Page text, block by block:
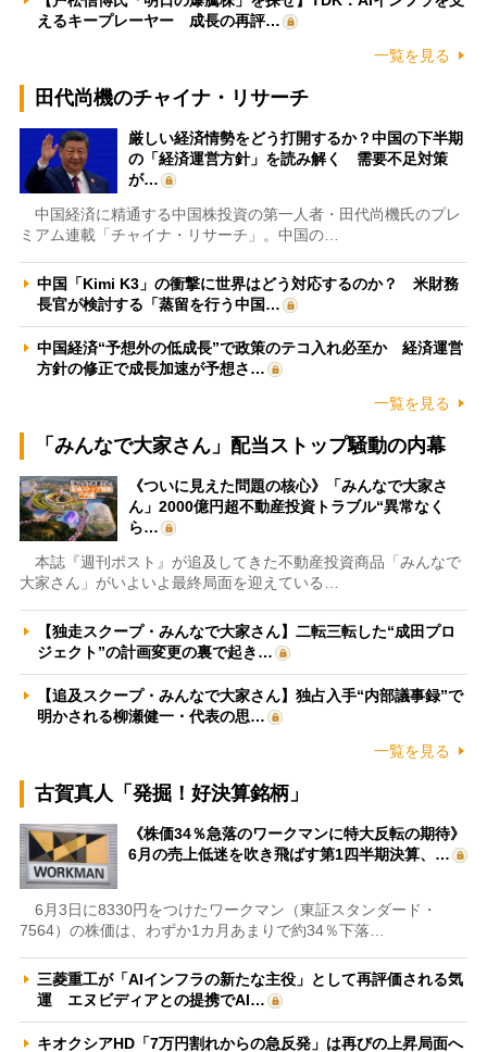
えるキープレーヤー 成長の再評…
一覧を見る
田代尚機のチャイナ・リサーチ
厳しい経済情勢をどう打開するか？中国の下半期
の「経済運営方針」を読み解く 需要不足対策
が…
中国経済に精通する中国株投資の第一人者・田代尚機氏のプレ
ミアム連載「チャイナ・リサーチ」。中国の…
中国「Kimi K3」の衝撃に世界はどう対応するのか？ 米財務
長官が検討する「蒸留を行う中国…
中国経済“予想外の低成長”で政策のテコ入れ必至か 経済運営
方針の修正で成長加速が予想さ…
一覧を見る
「みんなで大家さん」配当ストップ騒動の内幕
《ついに見えた問題の核心》「みんなで大家さ
ん」2000億円超不動産投資トラブル“異常なく
ら…
本誌『週刊ポスト』が追及してきた不動産投資商品「みんなで
大家さん」がいよいよ最終局面を迎えている…
【独走スクープ・みんなで大家さん】二転三転した“成田プロ
ジェクト”の計画変更の裏で起き…
【追及スクープ・みんなで大家さん】独占入手“内部議事録”で
明かされる柳瀬健一・代表の思…
一覧を見る
古賀真人「発掘！好決算銘柄」
《株価34％急落のワークマンに特大反転の期待》
6月の売上低迷を吹き飛ばす第1四半期決算、…
6月3日に8330円をつけたワークマン（東証スタンダード・
7564）の株価は、わずか1カ月あまりで約34％下落…
三菱重工が「AIインフラの新たな主役」として再評価される気
運 エヌビディアとの提携でAI…
キオクシアHD「7万円割れからの急反発」は再びの上昇局面へ